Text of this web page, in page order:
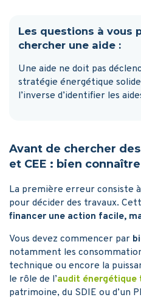
Les questions à vous
chercher une aide :
Une aide ne doit pas
stratégie énergétique
l’inverse d’identifier les
Avant de chercher
et CEE : bien
La première erreur consiste
pour décider des travaux.
financer une action facile,
Vous devez commencer par
notamment les
technique ou encore la
le rôle de l’audit
patrimoine, du SDIE ou d’un